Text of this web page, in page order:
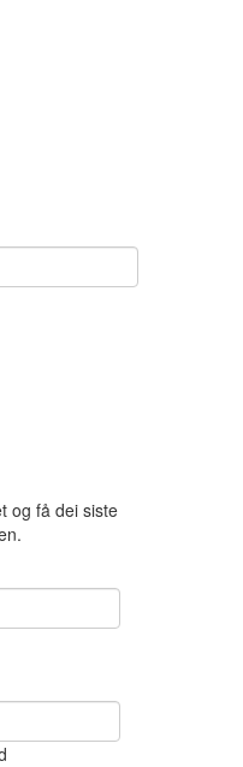
og få dei siste